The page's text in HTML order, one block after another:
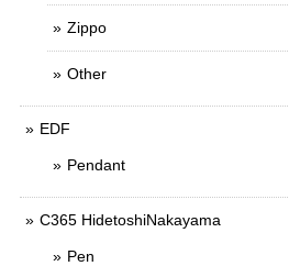
Zippo
Other
EDF
Pendant
C365 HidetoshiNakayama
Pen